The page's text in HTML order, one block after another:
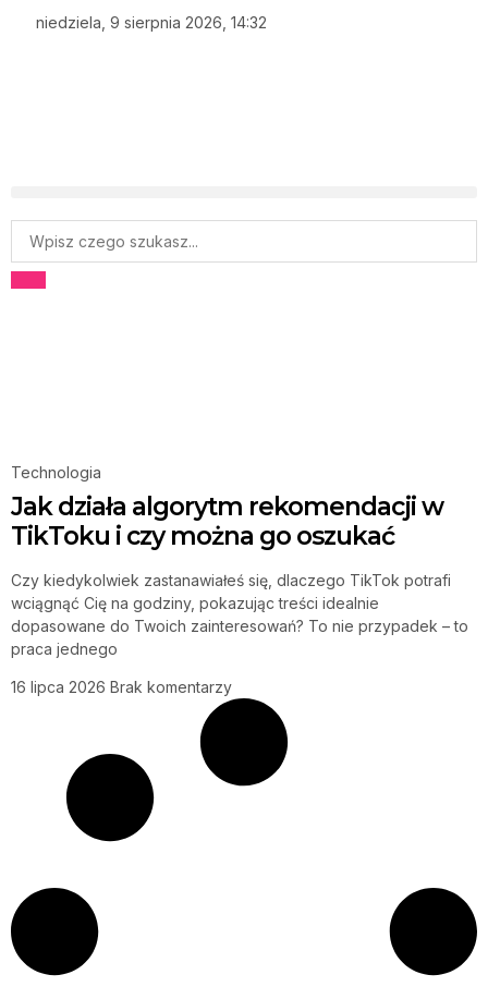
niedziela, 9 sierpnia 2026, 14:32
Technologia
Jak działa algorytm rekomendacji w
TikToku i czy można go oszukać
Czy kiedykolwiek zastanawiałeś się, dlaczego TikTok potrafi
wciągnąć Cię na godziny, pokazując treści idealnie
dopasowane do Twoich zainteresowań? To nie przypadek – to
praca jednego
16 lipca 2026 Brak komentarzy